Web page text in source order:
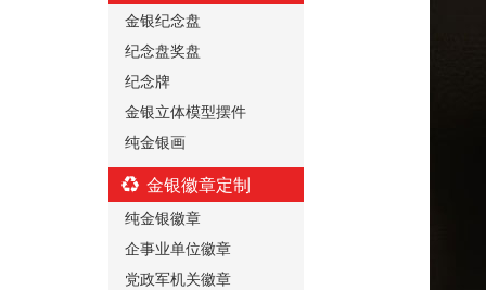
金银纪念盘
纪念盘奖盘
纪念牌
金银立体模型摆件
纯金银画
金银徽章定制
纯金银徽章
企事业单位徽章
党政军机关徽章